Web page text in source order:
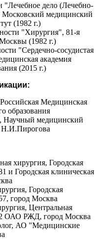
"Лечебное дело (Лечебно-
Московский медицинский
(1982 г.)
"Хирургия", 81-я
(1982 г.)
"Сердечно-сосудистая
академия
(2015 г.)
Медицинская
образования
Научный медицинский
Н.И.Пирогова
хирургия, Городская
и Городская клиническая
Городская
город Москва
Центральная
ОАО РЖД, город Москва
АО "Медицинские